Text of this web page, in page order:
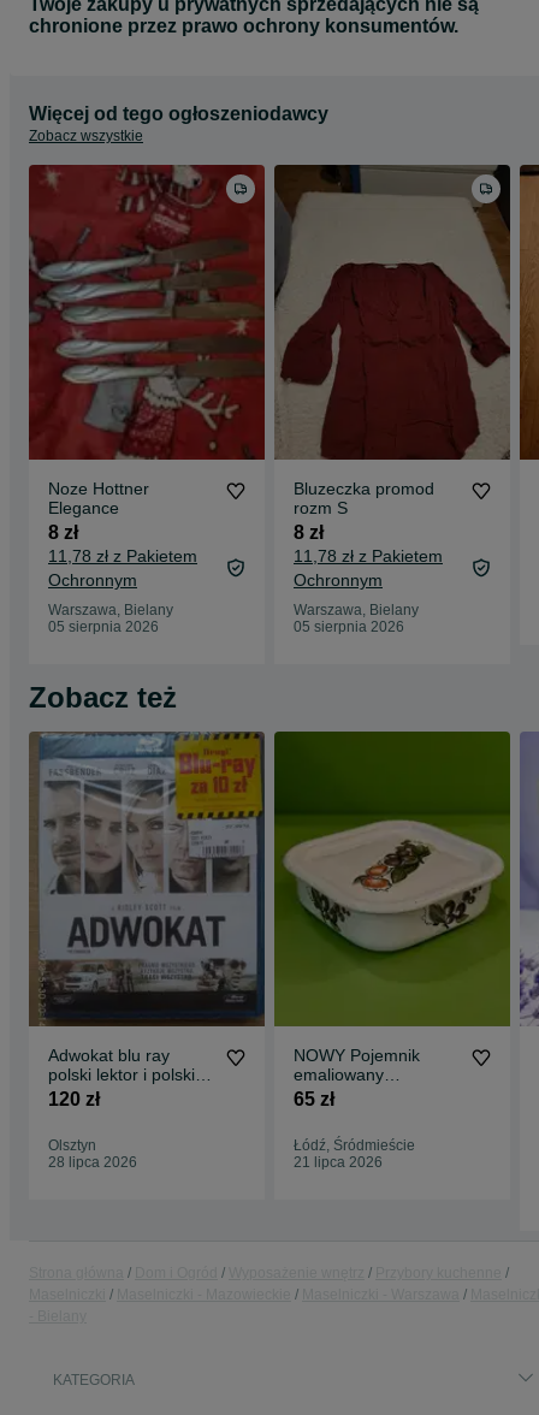
Twoje zakupy u prywatnych sprzedających nie są
chronione przez prawo ochrony konsumentów.
Więcej od tego ogłoszeniodawcy
Zobacz wszystkie
Noze Hottner
Elegance
8 zł
11,78 zł z Pakietem
Ochronnym
Warszawa, Bielany
05 sierpnia 2026
Bluzeczka promod
rozm S
8 zł
11,78 zł z Pakietem
Ochronnym
Warszawa, Bielany
05 sierpnia 2026
Zobacz też
Adwokat blu ray
polski lektor i polskie
napisy wysyłka gratis
120 zł
Olsztyn
28 lipca 2026
NOWY Pojemnik
emaliowany
maselniczka
PRL vintage
65 zł
Łódź, Śródmieście
21 lipca 2026
KATEGORIA